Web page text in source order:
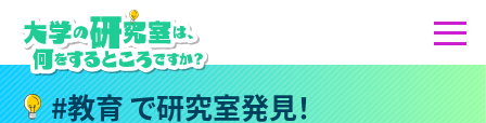
#教育で研究室発見！